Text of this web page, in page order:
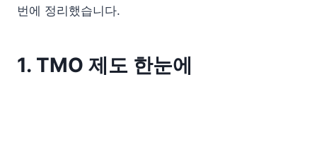
번에 정리했습니다.
1. TMO 제도 한눈에